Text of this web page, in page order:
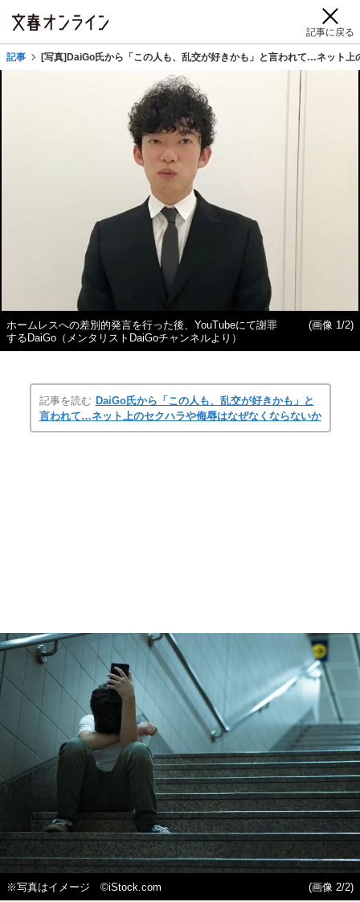
記事に戻る
記事 [写真]DaiGo氏から「この人も、乱交が好きかも」と言われて…ネット上
ホームレスへの差別的発言を行った後、YouTubeにて謝罪
するDaiGo（メンタリストDaiGoチャンネルより）
(画像 1/2)
記事を読む DaiGo氏から「この人も、乱交が好きかも」と
言われて…ネット上のセクハラや侮辱はなぜなくならないか
※写真はイメージ ©iStock.com (画像 2/2)